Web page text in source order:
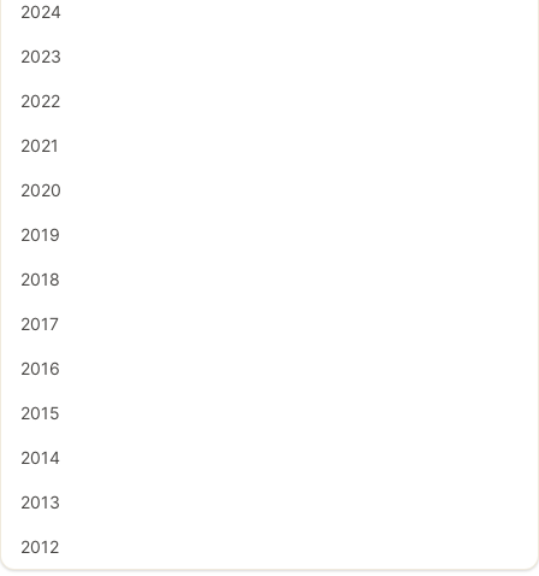
2024
2023
2022
2021
2020
2019
2018
2017
2016
2015
2014
2013
2012